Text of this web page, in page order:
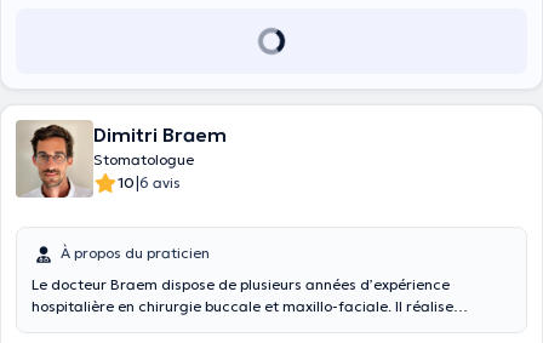
Dimitri Braem
Stomatologue
10|6 avis
À propos du praticien
Le docteur Braem dispose de plusieurs années d’expérience
hospitalière en chirurgie buccale et maxillo-faciale. Il réalise